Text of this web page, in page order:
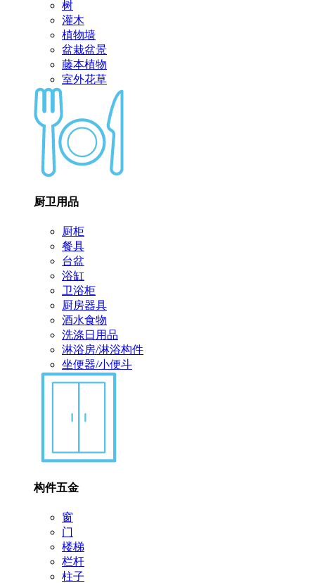
树
灌木
植物墙
盆栽盆景
藤本植物
室外花草
厨卫用品
厨柜
餐具
台盆
浴缸
卫浴柜
厨房器具
酒水食物
洗涤日用品
淋浴房/淋浴构件
坐便器/小便斗
构件五金
窗
门
楼梯
栏杆
柱子